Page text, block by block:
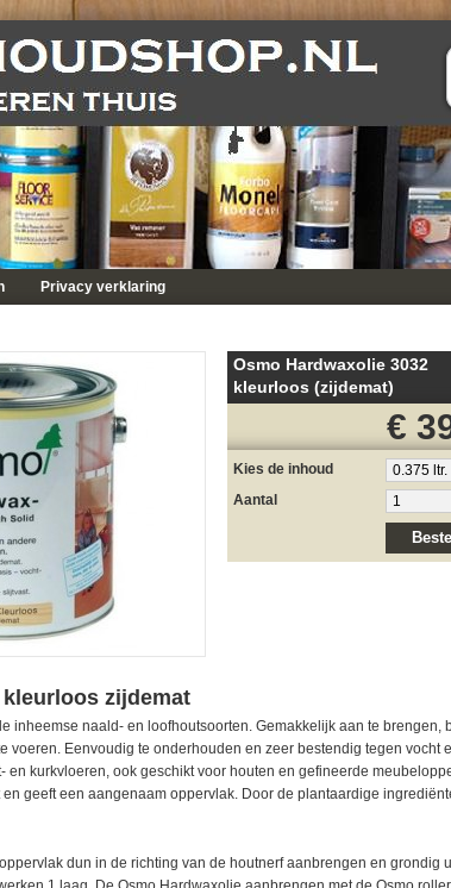
Privacy verklaring
Osmo Hardwaxolie 3032
kleurloos (zijdemat)
€
Kies de inhoud
Aantal
zijdemat
inheemse naald- en loofhoutsoorten. Gemakkelijk aan te brengen,
voeren. Eenvoudig te onderhouden en zeer bestendig tegen vocht
en kurkvloeren, ook geschikt voor houten en gefineerde
geeft een aangenaam oppervlak. Door de plantaardige
dun in de richting van de houtnerf aanbrengen en grondig